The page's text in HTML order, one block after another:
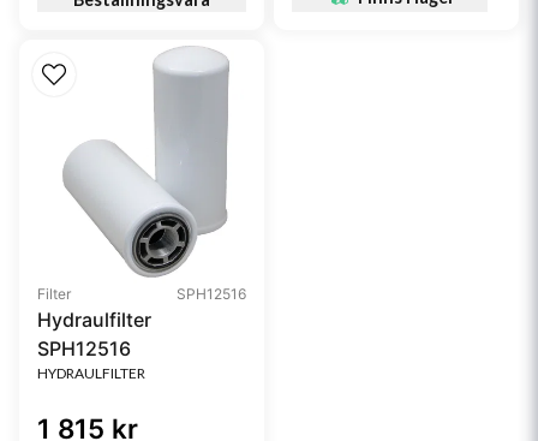
Filter SPH12516
Hydraulfilter
SPH12516
HYDRAULFILTER
1 815 kr